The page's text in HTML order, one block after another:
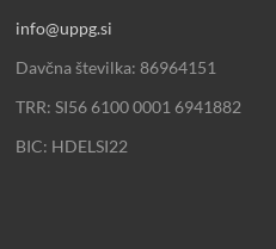
info@uppg.si
Davčna številka: 86964151
TRR: SI56 6100 0001 6941882
BIC: HDELSI22